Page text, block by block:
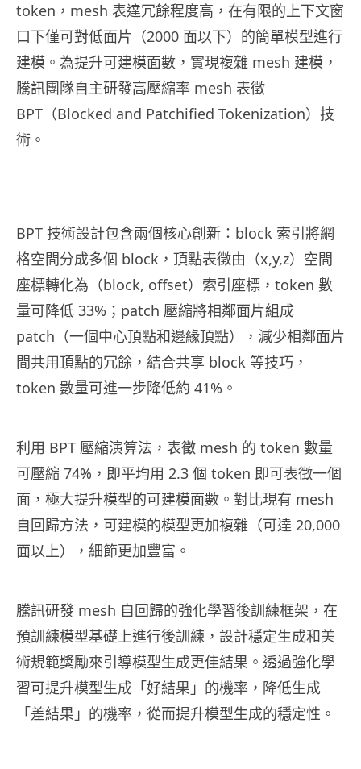
token，mesh 表達冗餘程度高，在有限的上下文窗
口下僅可對低面片（2000 面以下）的簡單模型進行
建模。為提升可建模面數，實現複雜 mesh 建模，
騰訊團隊自主研發高壓縮率 mesh 表徵
BPT（Blocked and Patchified Tokenization）技
術。
BPT 技術設計包含兩個核心創新：block 索引將網
格空間分成多個 block，頂點表徵由（x,y,z）空間
座標轉化為（block, offset）索引座標，token 數
量可降低 33%；patch 壓縮將相鄰面片組成
patch（一個中心頂點和邊緣頂點），減少相鄰面片
間共用頂點的冗餘，結合共享 block 等技巧，
token 數量可進一步降低約 41%。
利用 BPT 壓縮演算法，表徵 mesh 的 token 數量
可壓縮 74%，即平均用 2.3 個 token 即可表徵一個
面，極大提升模型的可建模面數。對比現有 mesh
自回歸方法，可建模的模型更加複雜（可達 20,000
面以上），細節更加豐富。
騰訊研發 mesh 自回歸的強化學習後訓練框架，在
預訓練模型基礎上進行後訓練，設計穩定生成和美
術規範獎勵來引導模型生成更佳結果。透過強化學
習可提升模型生成「好結果」的機率，降低生成
「差結果」的機率，從而提升模型生成的穩定性。